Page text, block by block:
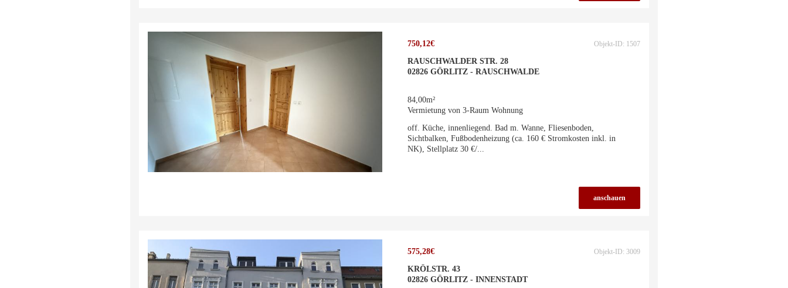
750,12€ Objekt-ID: 1507
RAUSCHWALDER STR. 28
02826 GÖRLITZ - RAUSCHWALDE
84,00m²
Vermietung von 3-Raum Wohnung
off. Küche, innenliegend. Bad m. Wanne, Fliesenboden,
Sichtbalken, Fußbodenheizung (ca. 160 € Stromkosten inkl. in
NK), Stellplatz 30 €/...
anschauen
575,28€ Objekt-ID: 3009
KRÖLSTR. 43
02826 GÖRLITZ - INNENSTADT